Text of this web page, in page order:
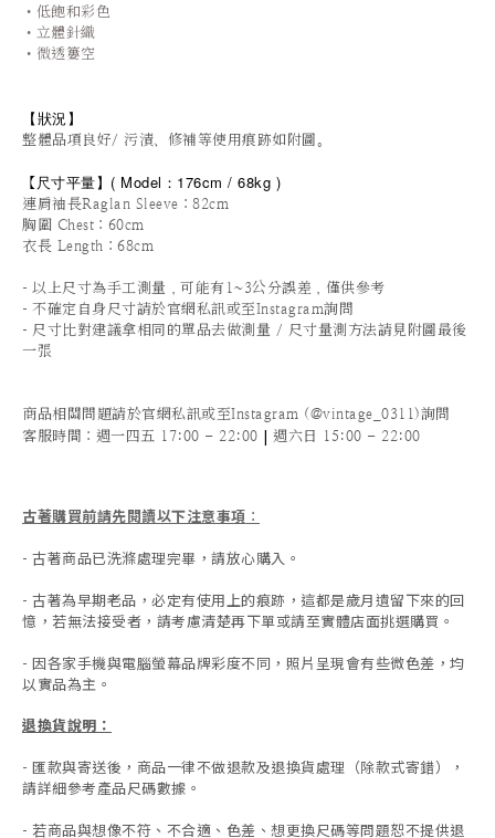
•低飽和彩色
•立體針織
•微透簍空
【狀況】
整體品項良好/ 污漬、修補等使用痕跡如附圖。
【 尺寸平量】 ( Model：176cm / 68kg )
連肩袖長Raglan Sleeve ：82cm
胸圍 Chest：60cm
衣長 Length：68cm
- 以上尺寸為手工測量，可能有1~3公分誤差，僅供參考
- 不確定自身尺寸請於官網私訊或至Instagram詢問
- 尺寸比對建議拿相同的單品去做測量 / 尺寸量測方法請見附圖最後
一張
商品相關問題請於官網私訊或至Instagram (@vintage_0311)詢問
客服時間 ：週一四五 17:00 - 22:00 | 週六日 15:00 - 22:00
古著購買前請先閱讀以下注意事項 ：
- 古著商品已洗滌處理完畢，請放心購入。
- 古著為早期老品，必定有使用上的痕跡，這都是歲月遺留下來的回
憶，若無法接受者，請考慮清楚再下單或請至實體店面挑選購買。
- 因各家手機與電腦螢幕品牌彩度不同，照片呈現會有些微色差，均
以實品為主。
退換貨說明：
- 匯款與寄送後，商品一律不做退款及退換貨處理（除款式寄錯），
請詳細參考產品尺碼數據 。
- 若商品與想像不符、不合適、色差、想更換尺碼等問題恕不提供退